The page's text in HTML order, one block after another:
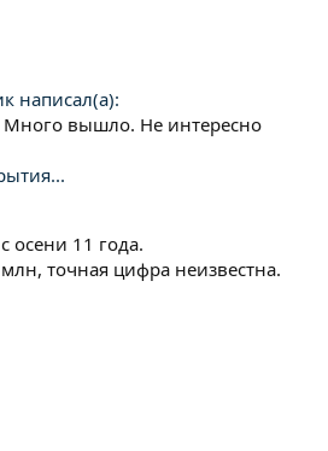
написал(а):
Много вышло. Не интересно
осени 11 года.
точная цифра неизвестна.